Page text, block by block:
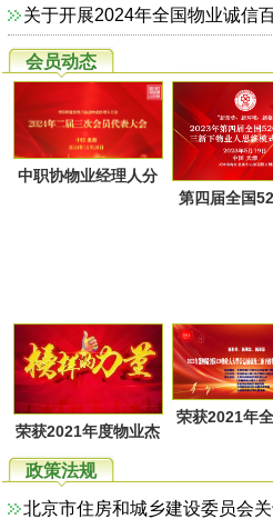
会员动态
中职协物业经理人分
第四届全国
荣获2021年度物业杰
出职业经理人系列活
动评选名单
荣获2021年
列评选名
政策法规